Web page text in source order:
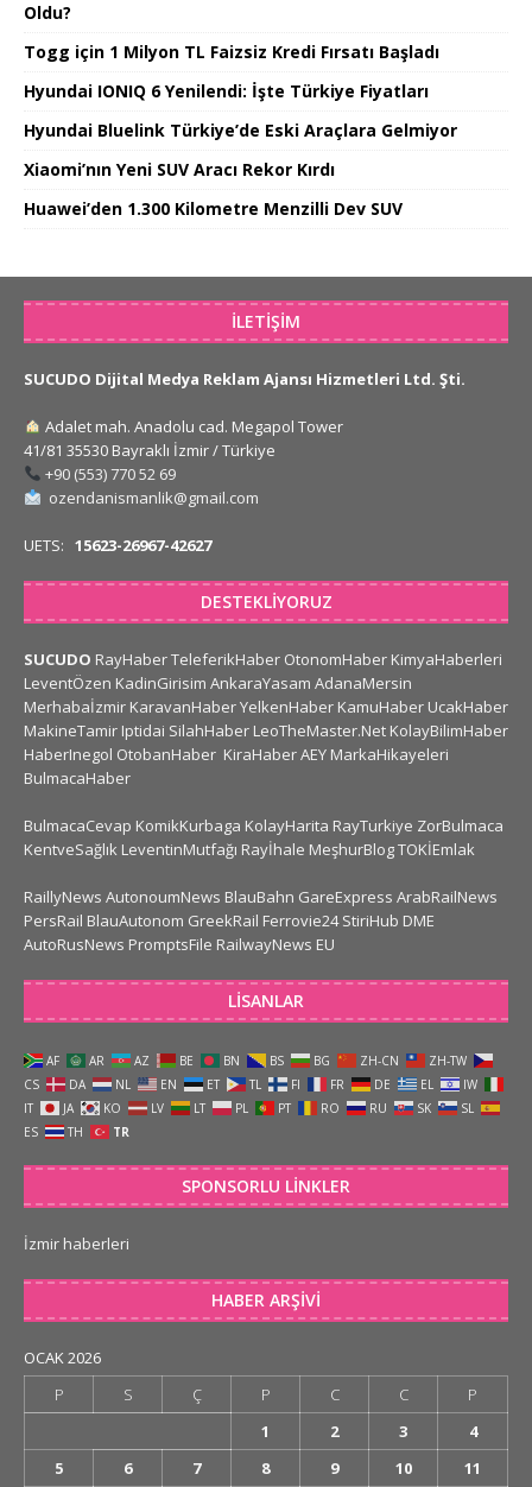
Oldu?
Togg için 1 Milyon TL Faizsiz Kredi Fırsatı Başladı
Hyundai IONIQ 6 Yenilendi: İşte Türkiye Fiyatları
Hyundai Bluelink Türkiye’de Eski Araçlara Gelmiyor
Xiaomi’nın Yeni SUV Aracı Rekor Kırdı
Huawei’den 1.300 Kilometre Menzilli Dev SUV
İLETIŞIM
SUCUDO Dijital Medya Reklam Ajansı Hizmetleri Ltd. Şti.
Adalet mah. Anadolu cad. Megapol Tower
41/81 35530 Bayraklı İzmir / Türkiye
+90 (553) 770 52 69
ozendanismanlik@gmail.com
UETS: 15623-26967-42627
DESTEKLIYORUZ
SUCUDO RayHaberTeleferikHaber OtonomHaber KimyaHaberleri
LeventÖzen KadinGirisim AnkaraYasam AdanaMersin
Merhabaİzmir KaravanHaberYelkenHaber KamuHaber UcakHaber
MakineTamir Iptidai SilahHaber LeoTheMaster.Net KolayBilimHaber
HaberInegol OtobanHaber KiraHaberAEY MarkaHikayeleri
BulmacaHaber
BulmacaCevap KomikKurbaga KolayHarita RayTurkiye ZorBulmaca
KentveSağlık LeventinMutfağı Rayİhale MeşhurBlogTOKİEmlak
RaillyNews AutonoumNews BlauBahn GareExpress ArabRailNews
PersRail BlauAutonom GreekRail Ferrovie24 StiriHub DME
AutoRusNews PromptsFile RailwayNews EU
LISANLAR
AF AR AZ BE BN BS BG ZH-CN
ZH-TW
CS
DA NL EN ET TL FI FR DE EL
IW
IT
JA KO LV LT PL PT RO RU SK
SL
ES
TH TR
SPONSORLU LINKLER
İzmir haberleri
HABER ARŞIVI
OCAK 2026
P
S Ç P C C
P
1
2 3
4
5
6 7 8 9 10 11